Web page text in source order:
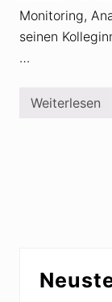
M
o
r
f
r
i
v
e
r
i
c
n
e
Monitoring,
seinen
…
Ü
u
n
Weiterlesen